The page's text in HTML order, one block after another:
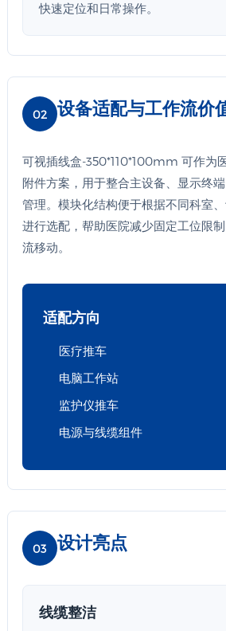
快速定位和日常操作。
02 设备适配与工作流价
可视插线盒-350*110*100mm 可作为
附件方案，用于整合主设备、显示终
管理。模块化结构便于根据不同科室
进行选配，帮助医院减少固定工位限
流移动。
适配方向
医疗推车
电脑工作站
监护仪推车
电源与线缆组件
03 设计亮点
线缆整洁